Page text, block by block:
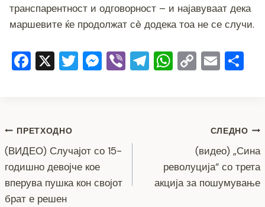
транспарентност и одговорност – и најавуваат дека
маршевите ќе продолжат сè додека тоа не се случи.
F
b
o
o
k
X T M
g
er
Vi T W
p
C
n
k
E
Навигација
на
напис
ПРЕТХОДНО
(ВИДЕО) Случајот со 15-
годишно девојче кое
вперува пушка кон својот
брат е решен
СЛЕДНО
(видео) „Сина
револуција“ со трета
акција за пошумување